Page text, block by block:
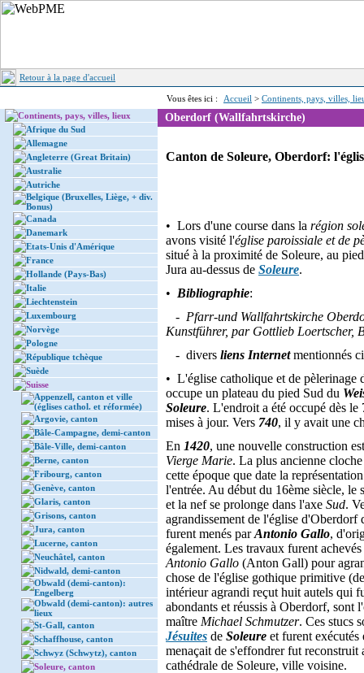
Retour à la page d'accueil
Vous êtes ici : Accueil > Continents, pays, villes,
Continents, pays, villes, lieux
Afrique du Sud
Allemagne
Angleterre (Great Britain)
Australie
Autriche
Belgique (Bruxelles, Liège, + div.
Bonus)
Canada
Danemark
Etats-Unis d'Amérique
France
Hollande (Pays-Bas)
Italie
Liechtenstein
Luxembourg
Norvège
Pologne
République tchèque
Suède
Suisse
Appenzell, canton et ville
(églises cathol. et réformée)
Argovie, canton
Bâle-Campagne, demi-canton
Bâle-Ville, demi-canton
Berne, canton
Fribourg, canton
Genève, canton
Glaris, canton
Grisons, canton
Jura, canton
Lucerne, canton
Neuchâtel, canton
Nidwald, demi-canton
Obwald (demi-canton):
Engelberg
Obwald (demi-canton): autres
lieux
St-Gall, canton
Schaffhouse, canton
Schwyz (Schwytz), canton
Soleure, canton
Oberdorf (Wallfahrtskirche)
Canton de Soleure, Oberdorf:
• Lors d'une course dans la région
avons visité l'église paroissiale et de
situé à la proximité de Soleure, au
Jura au-dessus de Soleure.
• Bibliographie:
- Pfarr-und Wallfahrtskirche
Kunstführer, par Gottlieb Loertscher,
- divers liens Internetmentionnés
• L'église catholique et de pèlerinage
occupe un plateau du pied Sud du
Soleure. L'endroit a été occupé dès le
mises à jour. Vers 740, il y avait une
En 1420, une nouvelle construction
Vierge Marie. La plus ancienne
cette époque que date la
l'entrée. Au début du 16ème siècle, le
et la nef se prolonge dans l'axe Sud.
agrandissement de l'église
furent menés parAntonio Gallo,
également. Les travaux furent
Antonio Gallo (Anton Gall) pour
chose de l'église gothique primitive
intérieur agrandi reçut huit autels qui
abondants et réussis à Oberdorf,
maître Michael Schmutzer. Ces stucs
Jésuites de Soleure et furent
menaçait de s'effondrer fut reconstruit
cathédrale de Soleure, ville voisine.